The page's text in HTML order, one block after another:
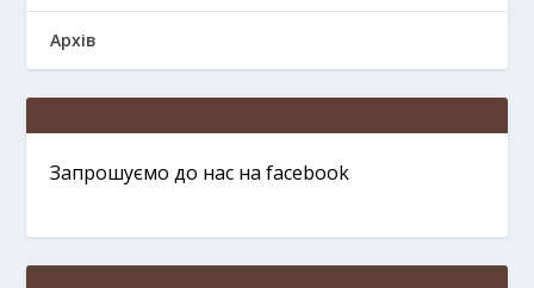
Архів
Запрошуємо до нас на facebook